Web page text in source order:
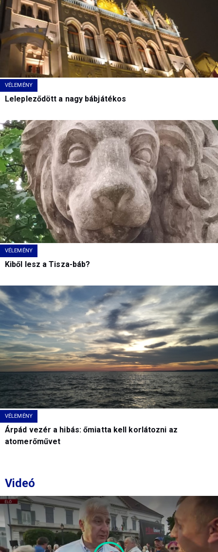
VÉLEMÉNY
Lelepleződött a nagy bábjátékos
VÉLEMÉNY
Kiből lesz a Tisza-báb?
VÉLEMÉNY
Árpád vezér a hibás: őmiatta kell korlátozni az
atomerőművet
Videó